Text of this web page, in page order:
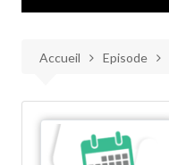
Accueil Episode